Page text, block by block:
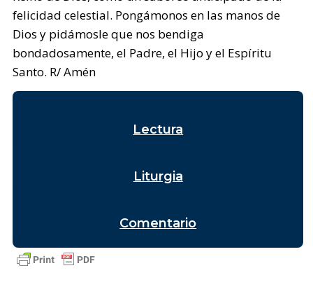
felicidad celestial. Pongámonos en las manos de
Dios y pidámosle que nos bendiga
bondadosamente, el Padre, el Hijo y el Espíritu
Santo. R/ Amén
Lectura
Liturgia
Comentario